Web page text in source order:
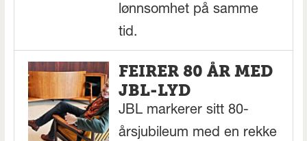
lønnsomhet på samme
tid.
FEIRER 80 ÅR MED
JBL-LYD
JBL markerer sitt 80-
årsjubileum med en rekke